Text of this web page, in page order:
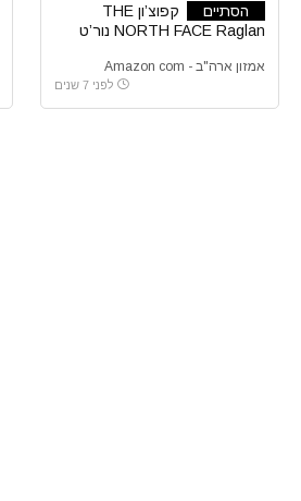
הסתיים
קפוצ’ון THE
NORTH FACE Raglan נור’ט
אמזון ארה"ב - Amazon com
לפני 7 שנים